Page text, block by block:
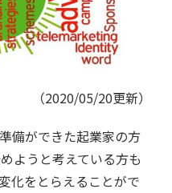
（2020/05/20更新）
備ができた起業家の方
ようと考えている方も
化をとらえることがで